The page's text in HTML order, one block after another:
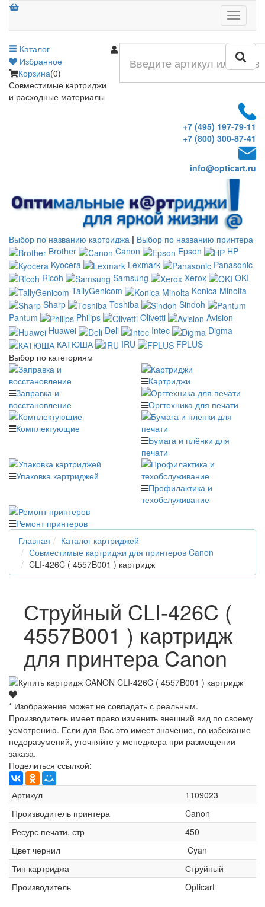
Меню
Каталог
Избранное
Корзина(0)
Совместимые картриджи
и расходные материалы
+7 (495) 197-79-11
+7 (800) 300-87-41
info@opticart.ru
Выбор по названию картриджа | Выбор по названию принтера
Brother
Canon Epson
HP
Kyocera
Lexmark
Panasonic
Ricoh
Samsung Xerox
OKI
TallyGenicom
Konica Minolta
Sharp
Toshiba
Sindoh
Pantum
Philips Olivetti
Avision
Huawei
Deli Intec
Digma
КАТЮША
IRU
FPLUS
Выбор по категориям
Заправка и
восстановление
Картриджи
Оргтехника для печати
Комплектующие
Бумага и плёнки для
печати
Упаковка картриджей
Профилактика и
техобслуживание
Ремонт принтеров
Главная
Каталог картриджей
Совместимые картриджи для принтеров Canon
CLI-426C ( 4557B001 ) картридж
Струйный CLI-426C (
4557B001 ) картридж
для принтера Canon
* Изображение может не совпадать с реальным.
Производитель имеет право изменить внешний вид по своему
усмотрению. Если для Вас это имеет значение, во избежание
недоразумений, уточняйте у менеджера при размещении
заказа.
Поделиться ссылкой:
Артикул
1109023
Производитель принтера
Canon
Ресурс печати, стр
450
Цвет чернил
Cyan
Тип картриджа
Струйный
Производитель
Opticart